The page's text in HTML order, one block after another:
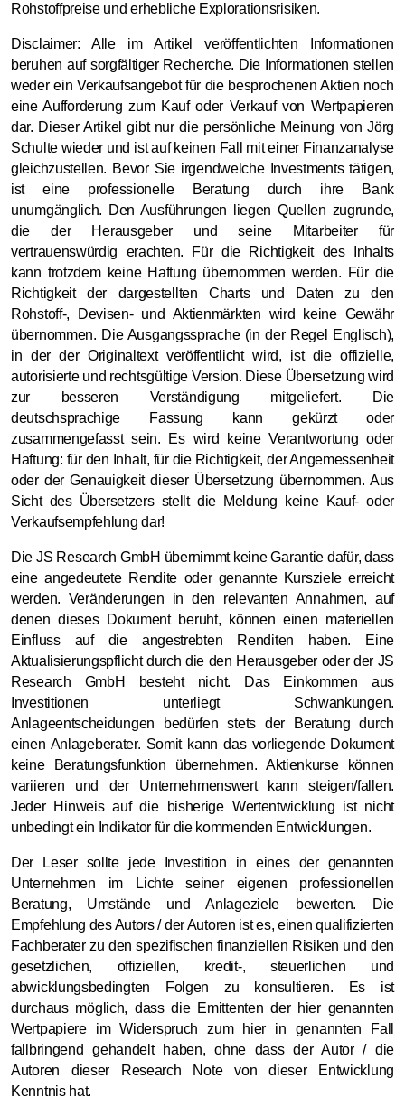
Rohstoffpreise und erhebliche Explorationsrisiken.
Disclaimer: Alle im Artikel veröffentlichten Informationen
beruhen auf sorgfältiger Recherche. Die Informationen stellen
weder ein Verkaufsangebot für die besprochenen Aktien noch
eine Aufforderung zum Kauf oder Verkauf von Wertpapieren
dar. Dieser Artikel gibt nur die persönliche Meinung von Jörg
Schulte wieder und ist auf keinen Fall mit einer Finanzanalyse
gleichzustellen. Bevor Sie irgendwelche Investments tätigen,
ist eine professionelle Beratung durch ihre Bank
unumgänglich. Den Ausführungen liegen Quellen zugrunde,
die der Herausgeber und seine Mitarbeiter für
vertrauenswürdig erachten. Für die Richtigkeit des Inhalts
kann trotzdem keine Haftung übernommen werden. Für die
Richtigkeit der dargestellten Charts und Daten zu den
Rohstoff-, Devisen- und Aktienmärkten wird keine Gewähr
übernommen. Die Ausgangssprache (in der Regel Englisch),
in der der Originaltext veröffentlicht wird, ist die offizielle,
autorisierte und rechtsgültige Version. Diese Übersetzung wird
zur besseren Verständigung mitgeliefert. Die
deutschsprachige Fassung kann gekürzt oder
zusammengefasst sein. Es wird keine Verantwortung oder
Haftung: für den Inhalt, für die Richtigkeit, der Angemessenheit
oder der Genauigkeit dieser Übersetzung übernommen. Aus
Sicht des Übersetzers stellt die Meldung keine Kauf- oder
Verkaufsempfehlung dar!
Die JS Research GmbH übernimmt keine Garantie dafür, dass
eine angedeutete Rendite oder genannte Kursziele erreicht
werden. Veränderungen in den relevanten Annahmen, auf
denen dieses Dokument beruht, können einen materiellen
Einfluss auf die angestrebten Renditen haben. Eine
Aktualisierungspflicht durch die den Herausgeber oder der JS
Research GmbH besteht nicht. Das Einkommen aus
Investitionen unterliegt Schwankungen.
Anlageentscheidungen bedürfen stets der Beratung durch
einen Anlageberater. Somit kann das vorliegende Dokument
keine Beratungsfunktion übernehmen. Aktienkurse können
variieren und der Unternehmenswert kann steigen/fallen.
Jeder Hinweis auf die bisherige Wertentwicklung ist nicht
unbedingt ein Indikator für die kommenden Entwicklungen.
Der Leser sollte jede Investition in eines der genannten
Unternehmen im Lichte seiner eigenen professionellen
Beratung, Umstände und Anlageziele bewerten. Die
Empfehlung des Autors / der Autoren ist es, einen qualifizierten
Fachberater zu den spezifischen finanziellen Risiken und den
gesetzlichen, offiziellen, kredit-, steuerlichen und
abwicklungsbedingten Folgen zu konsultieren. Es ist
durchaus möglich, dass die Emittenten der hier genannten
Wertpapiere im Widerspruch zum hier in genannten Fall
fallbringend gehandelt haben, ohne dass der Autor / die
Autoren dieser Research Note von dieser Entwicklung
Kenntnis hat.